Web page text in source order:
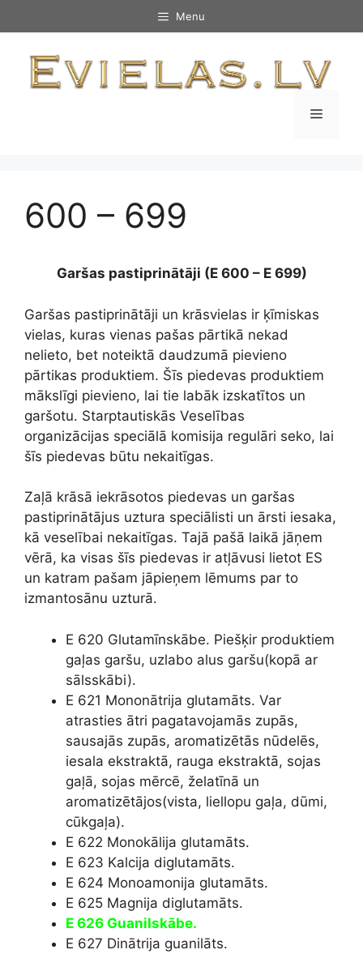
to
Menu
Menu
600 – 699
Garšas pastiprinātāji (E 600 – E 699)
Garšas pastiprinātāji un krāsvielas ir ķīmiskas
vielas, kuras vienas pašas pārtikā nekad
nelieto, bet noteiktā daudzumā pievieno
pārtikas produktiem. Šīs piedevas produktiem
mākslīgi pievieno, lai tie labāk izskatītos un
garšotu. Starptautiskās Veselības
organizācijas speciālā komisija regulāri seko, lai
šīs piedevas būtu nekaitīgas.
Zaļā krāsā iekrāsotos piedevas un garšas
pastiprinātājus uztura speciālisti un ārsti iesaka,
kā veselībai nekaitīgas. Tajā pašā laikā jāņem
vērā, ka visas šīs piedevas ir atļāvusi lietot ES
un katram pašam jāpieņem lēmums par to
izmantosānu uzturā.
E 620 Glutamīnskābe. Piešķir produktiem
gaļas garšu, uzlabo alus garšu(kopā ar
sālsskābi).
E 621 Mononātrija glutamāts. Var
atrasties ātri pagatavojamās zupās,
sausajās zupās, aromatizētās nūdelēs,
iesala ekstraktā, rauga ekstraktā, sojas
gaļā, sojas mērcē, želatīnā un
aromatizētājos(vista, liellopu gaļa, dūmi,
cūkgaļa).
E 622 Monokālija glutamāts.
E 623 Kalcija diglutamāts.
E 624 Monoamonija glutamāts.
E 625 Magnija diglutamāts.
E 626 Guanilskābe.
E 627 Dinātrija guanilāts.